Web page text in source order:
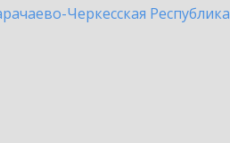
Черкесская Республика